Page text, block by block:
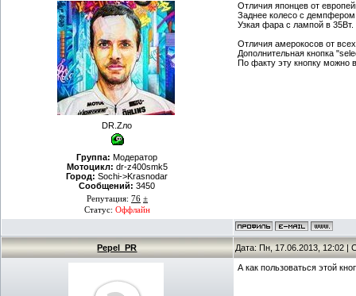
DR.Zло
Группа: Модератор
Мотоцикл: dr-z400smk5
Город: Sochi->Krasnodar
Сообщений: 3450
Репутация: 76 ±
Статус: Оффлайн
Отличия японцев от
Заднее колесо с
Узкая фара с лампой в 35Вт.
Отличия амерокосов от
Дополнительная кнопка
По факту эту кнопку можно
Pepel_PR Дата: Пн, 17.06.2013, 12:02 |
А как пользоваться этой